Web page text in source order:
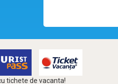
tichete de vacanta!